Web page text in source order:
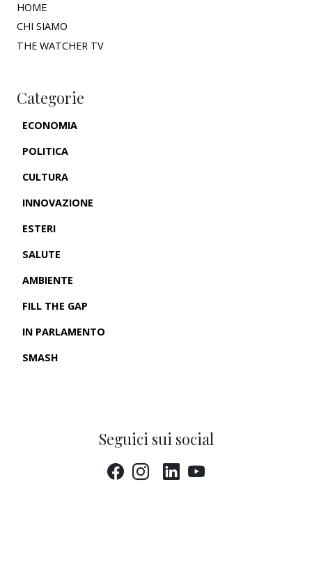
HOME
CHI SIAMO
THE WATCHER TV
Categorie
ECONOMIA
POLITICA
CULTURA
INNOVAZIONE
ESTERI
SALUTE
AMBIENTE
FILL THE GAP
IN PARLAMENTO
SMASH
Seguici sui social